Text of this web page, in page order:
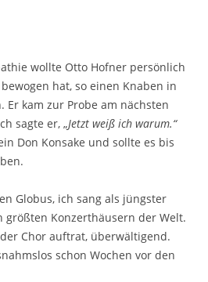
wollte Otto Hofner persönlich
hat, so einen Knaben in
Er kam zur Probe am nächsten
sagte er, „Jetzt weiß ich warum.“
Don Konsake und sollte es bis
Globus, ich sang als jüngster
größten Konzerthäusern der Welt.
Chor auftrat, überwältigend.
schon Wochen vor den